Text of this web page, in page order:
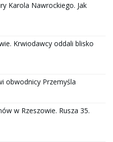
Karola Nawrockiego. Jak
Krwiodawcy oddali blisko
obwodnicy Przemyśla
w Rzeszowie. Rusza 35.